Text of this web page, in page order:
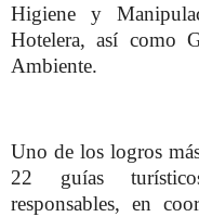
Higiene y
Hotelera, así como
Ambiente.
Uno de los logros
22 guías
responsables, en